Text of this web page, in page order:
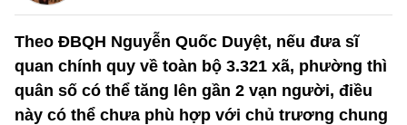
Theo ĐBQH Nguyễn Quốc Duyệt, nếu đưa sĩ
quan chính quy về toàn bộ 3.321 xã, phường thì
quân số có thể tăng lên gần 2 vạn người, điều
này có thể chưa phù hợp với chủ trương chung